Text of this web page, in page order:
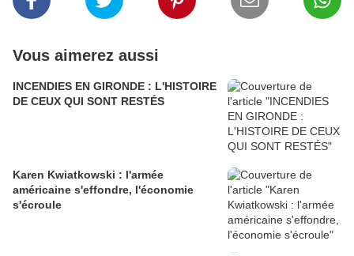
Vous aimerez aussi
INCENDIES EN GIRONDE : L'HISTOIRE
DE CEUX QUI SONT RESTÉS
Karen Kwiatkowski : l'armée
américaine s'effondre, l'économie
s'écroule